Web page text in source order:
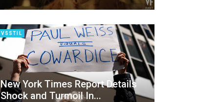
New York Times Report Details
Shock and Turmoil In...